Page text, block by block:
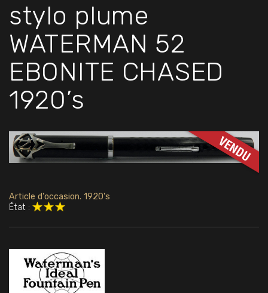
stylo plume
WATERMAN 52
EBONITE CHASED
1920’s
Article d'occasion. 1920's
État :